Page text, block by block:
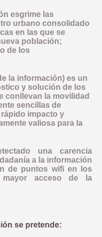
esgrime las
urbano consolidado
en las que se
población;
de los
la información) es un
y solución de los
conllevan la movilidad
sencillas de
impacto y
valiosa para la
una carencia
a la información
de puntos wifi en los
acceso de la
se pretende: